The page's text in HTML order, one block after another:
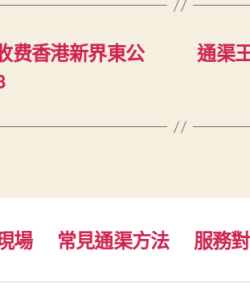
费香港新界東公
通渠
場 常見通渠方法 服務